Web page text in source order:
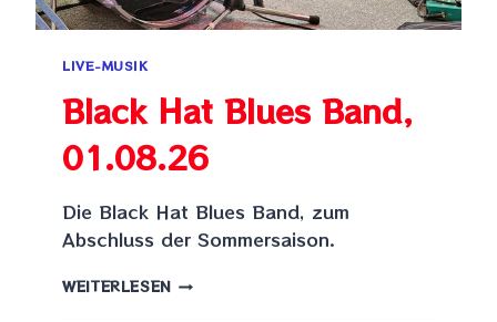
LIVE-MUSIK
Black Hat Blues Band,
01.08.26
Die Black Hat Blues Band, zum
Abschluss der Sommersaison.
WEITERLESEN BLACK